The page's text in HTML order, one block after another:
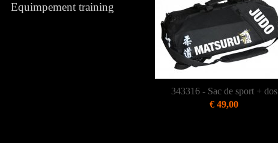
Equimpement training
343316 - Sac de sport + dos
€ 49,00